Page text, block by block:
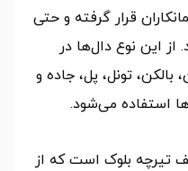
قرار گرفته و حتی
این نوع دال‌ها در
تونل، پل، جاده و
استفاده می‌شود.
بلوک است که از